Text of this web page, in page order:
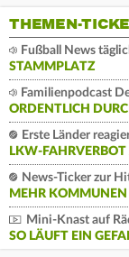
THEMEN-
Fußball News
STAMMPLATZ
Familienpodcast
ORDENTLICH
Erste Länder
LKW-FAHRVERBOT
News-Ticker zur
MEHR KOMMUNEN
Mini-Knast auf
SO LÄUFT EIN